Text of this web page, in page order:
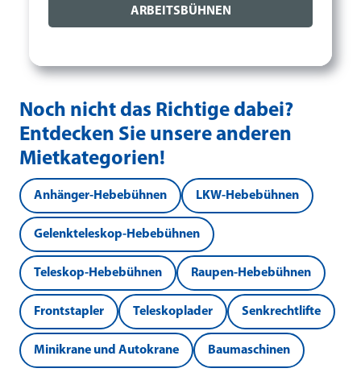
ARBEITSBÜHNEN
Noch nicht das Richtige dabei?
Entdecken Sie unsere anderen
Mietkategorien!
Anhänger-Hebebühnen LKW-Hebebühnen
Gelenkteleskop-Hebebühnen
Teleskop-Hebebühnen Raupen-Hebebühnen
Frontstapler Teleskoplader Senkrechtlifte
Minikrane und Autokrane Baumaschinen